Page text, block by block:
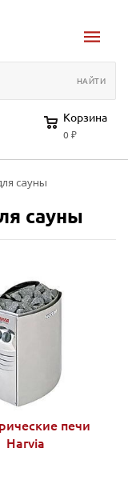
Корзина
0 ₽
сауны
сауны
печи
Harvia